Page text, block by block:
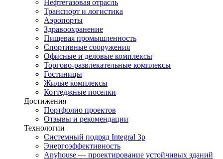
Нефтегазовая отрасль
Транспорт и логистика
Аэропорты
Здравоохранение
Пищевая промышленность
Спортивные сооружения
Офисные и деловые комплексы
Торгово-развлекательные комплексы
Гостиницы
Жилые комплексы
Коттеджные поселки
Достижения
Портфолио проектов
Отзывы и рекомендации
Технологии
Системный подряд Integral 3p
Энергоэффективность
Anyhouse — проектирование устойчивых зданий